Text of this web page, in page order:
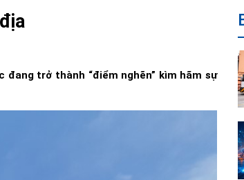
đang trở thành “điểm nghẽn” kìm hãm sự